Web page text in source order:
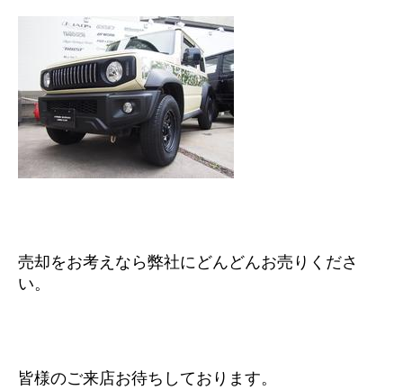
売却をお考えなら弊社にどんどんお売りくださ
い。
皆様のご来店お待ちしております。